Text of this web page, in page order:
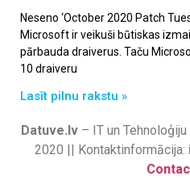
Neseno ‘October 2020 Patch
Microsoft ir veikuši būtiskas
pārbauda draiverus. Taču
10 draiveru
Lasīt pilnu rakstu »
Datuve.lv– IT un
2020 || Kontaktinformācija: